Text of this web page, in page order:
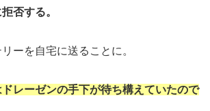
否する。
ーを自宅に送ることに。
ドレーゼンの手下が待ち構えていたので